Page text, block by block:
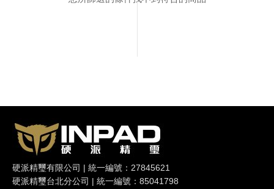
硬派精璽有限公司 | 統一編號：27845621
硬派精璽台北分公司 | 統一編號：85041798